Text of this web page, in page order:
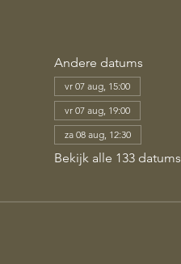
Andere datums
vr 07 aug, 15:00
vr 07 aug, 19:00
za 08 aug, 12:30
Bekijk alle 133 datums